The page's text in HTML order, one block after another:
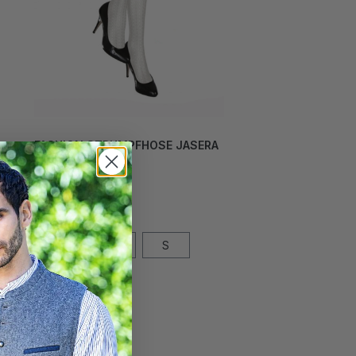
FASHION STRUMPFHOSE JASERA
WEISS
24,00 CHF*
Grösse
L M S
XL